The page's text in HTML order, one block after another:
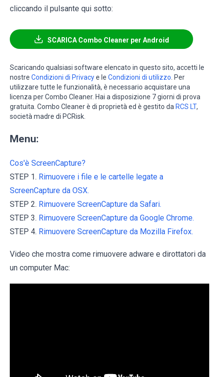
cliccando il pulsante qui sotto:
SCARICA Combo Cleaner per Android
Scaricando qualsiasi software elencato in questo sito, accetti le
nostre Condizioni di Privacye le Condizioni di utilizzo . Per
utilizzare tutte le funzionalità, è necessario acquistare una
licenza per Combo Cleaner. Hai a disposizione 7 giorni di prova
gratuita. Combo Cleaner è di proprietà ed è gestito da RCS LT,
società madre di PCRisk.
Menu:
Cos'è ScreenCapture?
STEP 1. Rimuovere i file e le cartelle legate a
ScreenCapture da OSX.
STEP 2. Rimuovere ScreenCapture da Safari.
STEP 3. Rimuovere ScreenCapture da Google Chrome.
STEP 4. Rimuovere ScreenCapture da Mozilla Firefox.
Video che mostra come rimuovere adware e dirottatori da
un computer Mac: